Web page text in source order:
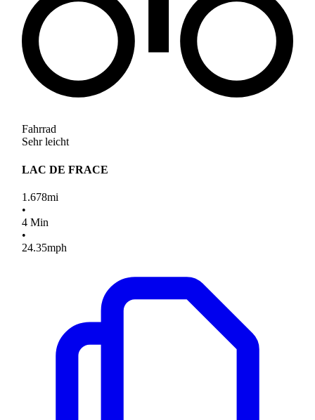
Fahrrad
Sehr leicht
LAC DE FRACE
1.678mi
•
4Min
•
24.35mph